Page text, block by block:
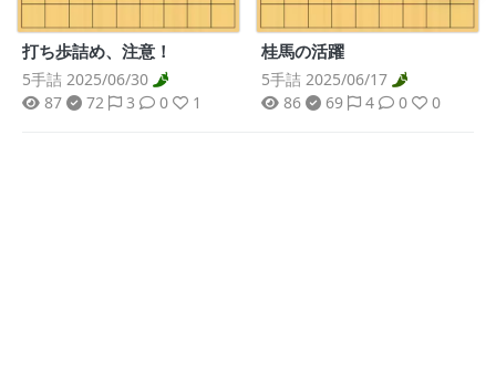
打ち歩詰め、注意！
5手詰 2025/06/30
87
72 3 0 1
桂馬の活躍
5手詰 2025/06/17
86
69 4 0 0